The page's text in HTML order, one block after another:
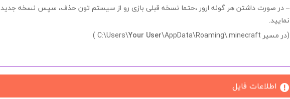
– در صورت داشتن هر گونه ارور ،حتما نسخه قبلی بازی رو از سیستم تون حذف، سپس نسخه
نمایید.
(در مسیر C:\Users\
Your User\AppData\Roaming\.minecraft )
اطلاعات فایل